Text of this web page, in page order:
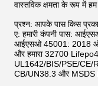
वास्तविक क्षमता के रूप में
प्रश्न: आपके पास किस
ए: हमारी कंपनी पास:
आईएसओ 45001: 2018
और हमारा 32700
UL1642/BIS/PSE/
CB/UN38.3 और